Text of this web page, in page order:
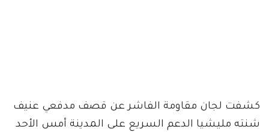
كشفت لجان مقاومة الفاشر عن قصف مدفعي عنيف
شنته مليشيا الدعم السريع على المدينة أمس الأحد